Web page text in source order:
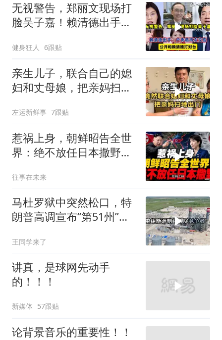
无视警告，郑丽文现场打
脸吴子嘉！赖清德出手，
健身狂人 6跟贴
亲生儿子，联合自己的媳
妇和丈母娘，把亲妈扫地
左运新鲜事 7跟贴
惹祸上身，朝鲜昭告全世
界：绝不放任日本撒野！
往事在未来
马杜罗狱中突然松口，特
朗普高调宣布“第51州”，
盘大棋终于浮出水面
王同学来了
讲真，是球网先动手
的！！！
新媒体 57跟贴
论背景音乐的重要性！！